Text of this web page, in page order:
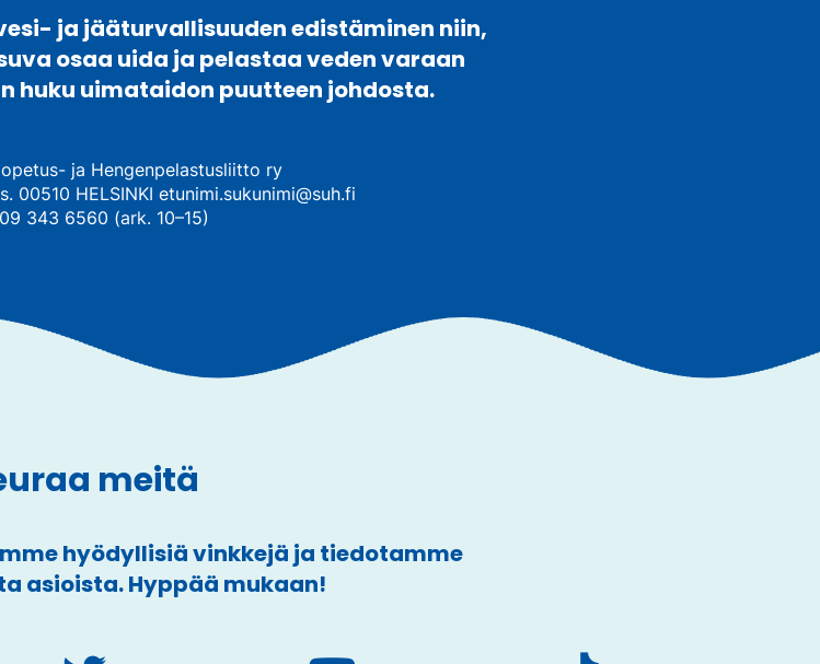
ja jääturvallisuuden edistäminen niin,
osaa uida ja pelastaa veden varaan
huku uimataidon puutteen johdosta.
ja Hengenpelastusliitto ry
00510 HELSINKI etunimi.sukunimi@suh.fi
343 6560 (ark. 10–15)
meitä
hyödyllisiä vinkkejä ja tiedotamme
asioista. Hyppää mukaan!